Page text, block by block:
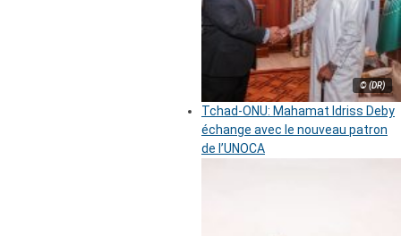
© (DR)
Tchad-ONU: Mahamat Idriss Deby
échange avec le nouveau patron
de l’UNOCA